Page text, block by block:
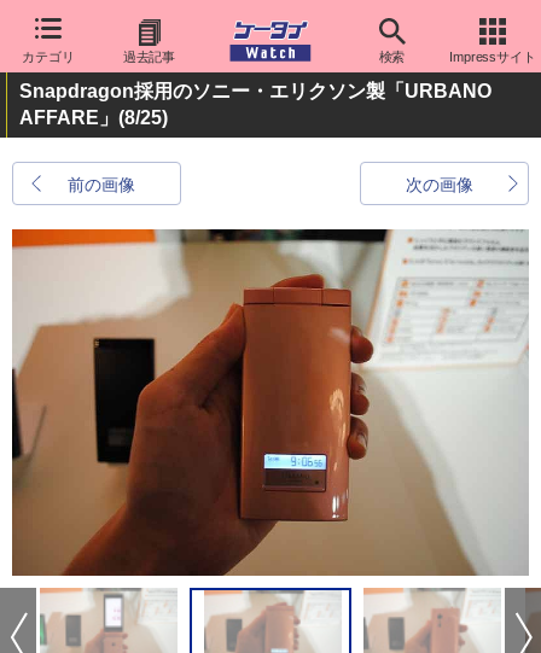
カテゴリ 過去記事 検索 Impressサイト
Snapdragon採用のソニー・エリクソン製「URBANO
AFFARE」 (8/25)
前の画像 次の画像